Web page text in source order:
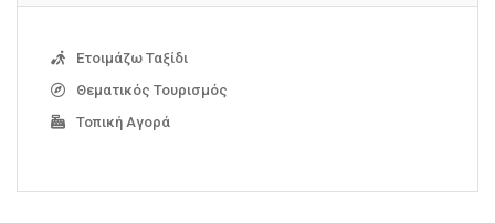
Ετοιμάζω Ταξίδι
Θεματικός Τουρισμός
Τοπική Αγορά